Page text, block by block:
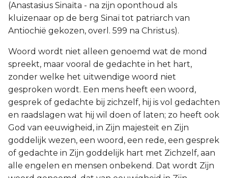
(Anastasius Sinaïta - na zijn oponthoud als
kluizenaar op de berg Sinaï tot patriarch van
Antiochië gekozen, overl. 599 na Christus).
Woord wordt niet alleen genoemd wat de mond
spreekt, maar vooral de gedachte in het hart,
zonder welke het uitwendige woord niet
gesproken wordt. Een mens heeft een woord,
gesprek of gedachte bij zichzelf, hij is vol gedachten
en raadslagen wat hij wil doen of laten; zo heeft ook
God van eeuwigheid, in Zijn majesteit en Zijn
goddelijk wezen, een woord, een rede, een gesprek
of gedachte in Zijn goddelijk hart met Zichzelf, aan
alle engelen en mensen onbekend. Dat wordt Zijn